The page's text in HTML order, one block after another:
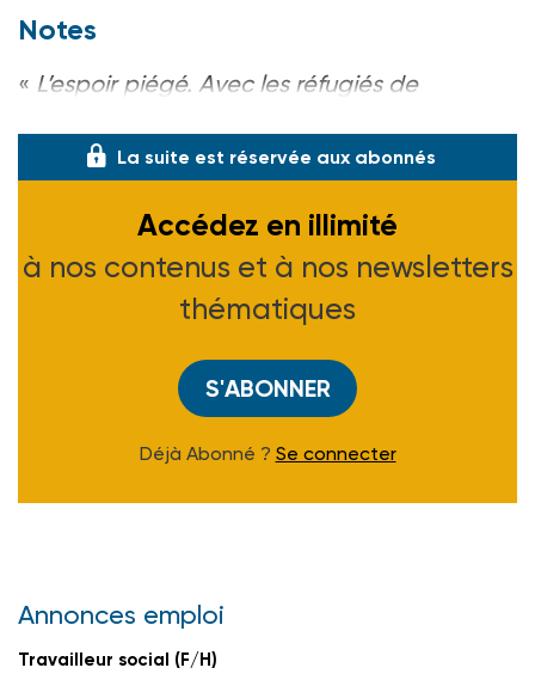
Notes
« L’espoir piégé. Avec les réfugiés de
La suite est réservée aux abonnés
Accédez en illimité
à nos contenus et à nos newsletters
thématiques
S'ABONNER
Déjà Abonné ? Se connecter
Annonces emploi
Travailleur social (F/H)